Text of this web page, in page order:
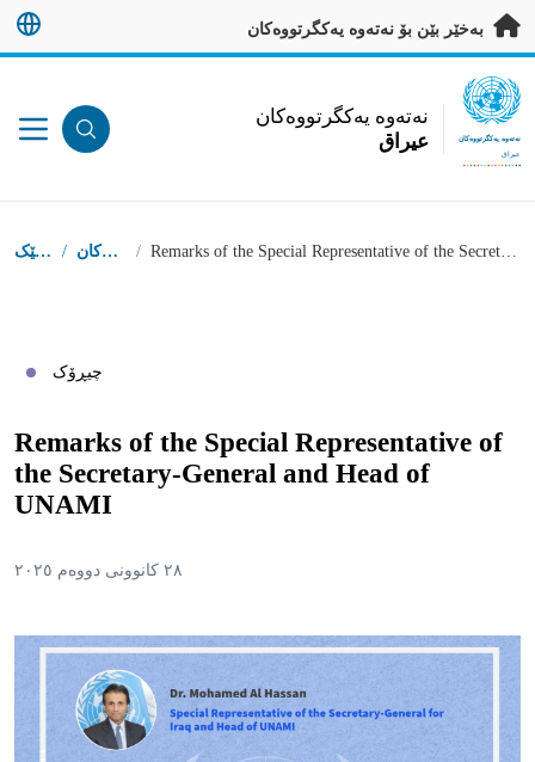
بەرەو ناوەڕۆکی سەرەکی بڕۆ
بەخێر بێن بۆ نەتەوە یەکگرتووەکان
UN Logo
نەتەوە یەکگرتووەکان
عيراق
نەتەوە یەکگرتووەکان
عيراق
شوێنى تۆ
دەستپێک / چیڕۆکەکان / Remarks of the Special Representative of the Secretary-General and Head of UNAMI
چیڕۆک
Remarks of the Special Representative of
the Secretary-General and Head of
UNAMI
٢٨ کانوونی دووەم ٢٠٢٥